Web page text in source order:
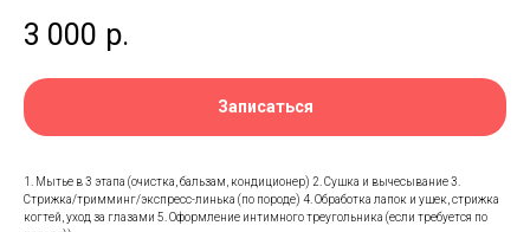
3 000 р.
Записаться
1. Мытье в 3 этапа (очистка, бальзам, кондиционер) 2. Сушка и вычесывание 3.
Стрижка/тримминг/экспресс-линька (по породе) 4. Обработка лапок и ушек, стрижка
когтей, уход за глазами 5. Оформление интимного треугольника (если требуется по